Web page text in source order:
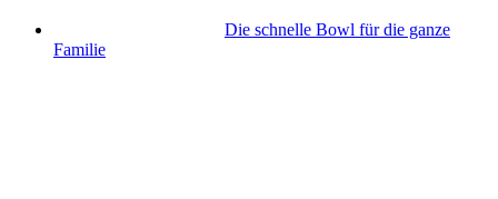
Die schnelle Bowl für die ganze
Familie